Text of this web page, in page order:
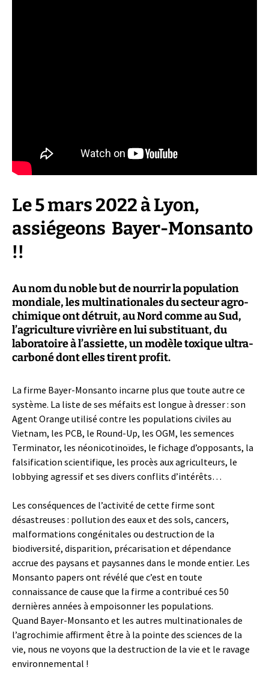
Le 5 mars 2022 à Lyon,
assiégeons Bayer-Monsanto
!!
Au nom du noble but de nourrir la population
mondiale, les multinationales du secteur agro-
chimique ont détruit, au Nord comme au Sud,
l’agriculture vivrière en lui substituant, du
laboratoire à l’assiette, un modèle toxique ultra-
carboné dont elles tirent profit.
La firme Bayer-Monsanto incarne plus que toute autre ce
système. La liste de ses méfaits est longue à dresser : son
Agent Orange utilisé contre les populations civiles au
Vietnam, les PCB, le Round-Up, les OGM, les semences
Terminator, les néonicotinoïdes, le fichage d’opposants, la
falsification scientifique, les procès aux agriculteurs, le
lobbying agressif et ses divers conflits d’intérêts…
Les conséquences de l’activité de cette firme sont
désastreuses : pollution des eaux et des sols, cancers,
malformations congénitales ou destruction de la
biodiversité, disparition, précarisation et dépendance
accrue des paysans et paysannes dans le monde entier. Les
Monsanto papers ont révélé que c’est en toute
connaissance de cause que la firme a contribué ces 50
dernières années à empoisonner les populations.
Quand Bayer-Monsanto et les autres multinationales de
l’agrochimie affirment être à la pointe des sciences de la
vie, nous ne voyons que la destruction de la vie et le ravage
environnemental !